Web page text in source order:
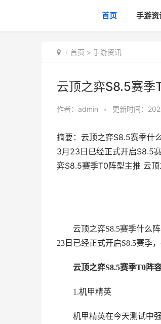
首页 手游资
首页 > 手游资讯
云顶之弈S8.5赛
作者： admin • 更新时间：
摘要：云顶之弈S8.5赛季什
3月23日已经正式开启S8.5
弈S8.5赛季T0阵型主推 云
云顶之弈S8.5赛季什么
23日已经正式开启S8.5赛季
云顶之弈S8.5赛季T0阵
1.机甲精英
机甲精英在今天测试中